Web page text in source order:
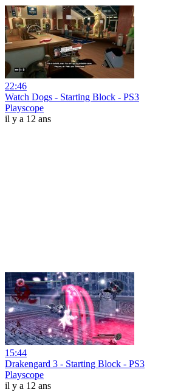
22:46
Watch Dogs - Starting Block - PS3
Playscope
il y a 12 ans
15:44
Drakengard 3 - Starting Block - PS3
Playscope
il y a 12 ans